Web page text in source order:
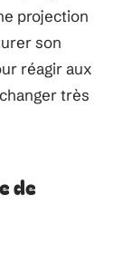
projection
son
réagir aux
très
de